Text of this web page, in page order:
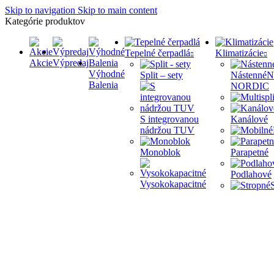
Skip to navigation Skip to main content
Kategórie produktov
AkcieVýpredaj
Výhodné
Balenia
Tepelné čerpadlá
Split – sety
S integrovanou
nádržou TUV
Monoblok
Vysokokapacitné
Klimatizácie
Nástenné
NORDIC
Kanálové
Parapetné
Podlahové